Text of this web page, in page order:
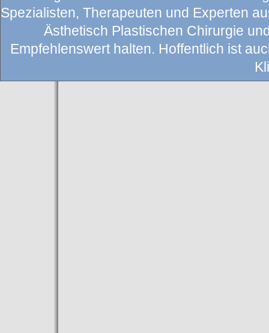
Spezialisten, Therapeuten und Experten
Ästhetisch Plastischen Chirurgie
Empfehlenswert halten. Hoffentlich ist